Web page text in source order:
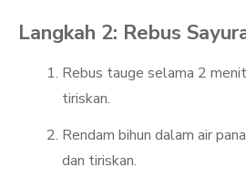
Langkah 2: Rebus
Rebus tauge selama 2
tiriskan.
Rendam bihun dalam air
dan tiriskan.